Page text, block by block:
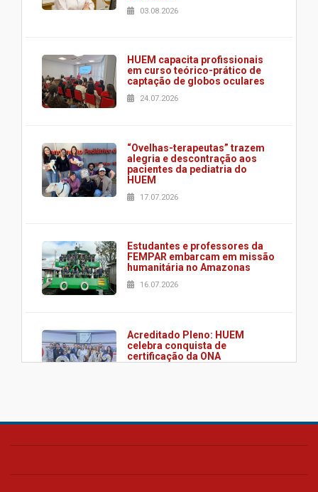
03.08.2026
HUEM capacita profissionais
em curso teórico-prático de
captação de globos oculares
24.07.2026
“Ovelhas-terapeutas” trazem
alegria e descontração aos
pacientes da pediatria do
HUEM
17.07.2026
Estudantes e professores da
FEMPAR embarcam em missão
humanitária no Amazonas
16.07.2026
Acreditado Pleno: HUEM
celebra conquista de
certificação da ONA
HUEM é o primeiro hospital do
UTI's inteligentes